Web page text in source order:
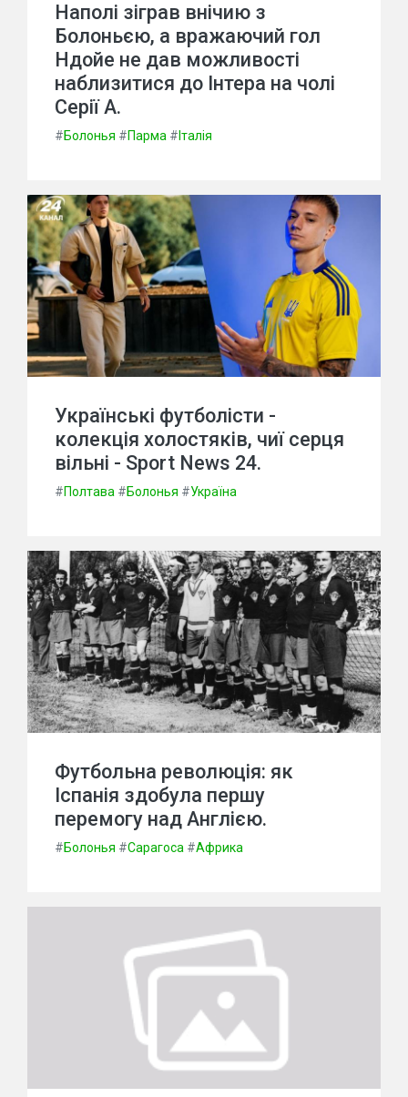
Наполі зіграв внічию з
Болоньєю, а вражаючий гол
Ндойе не дав можливості
наблизитися до Інтера на чолі
Серії А.
#Болонья #Парма # Італія
Українські футболісти -
колекція холостяків, чиї серця
вільні - Sport News 24.
#Полтава #Болонья #Україна
Футбольна революція: як
Іспанія здобула першу
перемогу над Англією.
#Болонья #Сарагоса #Африка